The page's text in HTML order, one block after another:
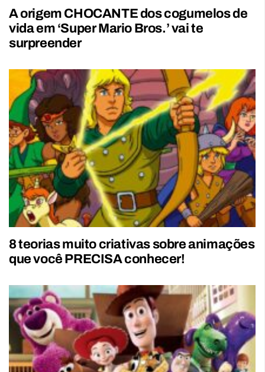
A origem CHOCANTE dos cogumelos de
vida em ‘Super Mario Bros.’ vai te
surpreender
8 teorias muito criativas sobre animações
que você PRECISA conhecer!